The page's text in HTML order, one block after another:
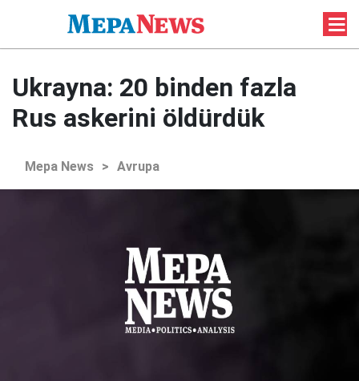
Ukrayna: 20 binden fazla
Rus askerini öldürdük
Mepa News > Avrupa